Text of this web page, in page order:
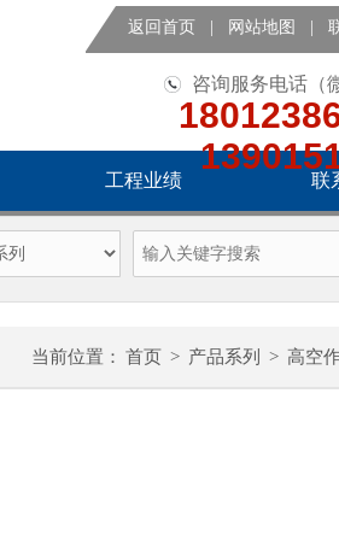
返回首页 网站地图
咨询服务电话（
工程业绩 联
当前位置： 首页 > 产品系列 > 高空